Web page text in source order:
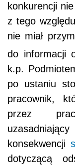
konkurencji
z tego
nie miał
do informacji
k.p.
po ustaniu
pracownik,
przez
konsekwencji
dotyczącą